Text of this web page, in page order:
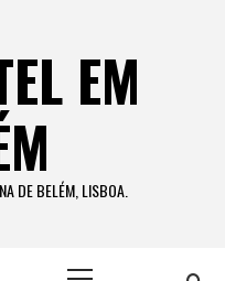
EM
DE BELÉM, LISBOA.